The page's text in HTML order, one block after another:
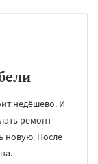
недёшево. И
ремонт
новую. После